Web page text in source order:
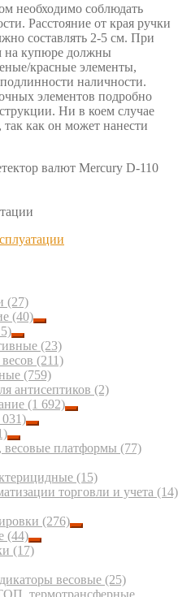
необходимо соблюдать
Расстояние от края ручки
составлять 2-5 см. При
на купюре должны
красные элементы,
наличности.
элементов подробно
Ни в коем случае
так как он может нанести
валют Mercury D-110
(27)
(40)
(23)
(211)
(759)
антисептиков (2)
(1 692)
031)
платформы (77)
(15)
торговли и учета (14)
(276)
(44)
(17)
весовые (25)
термотрансферные